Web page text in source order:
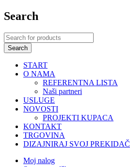
Search
START
O NAMA
REFERENTNA LISTA
Naši partneri
USLUGE
NOVOSTI
PROJEKTI KUPACA
KONTAKT
TRGOVINA
DIZAJNIRAJ SVOJ PREKIDAČ
Moj nalog